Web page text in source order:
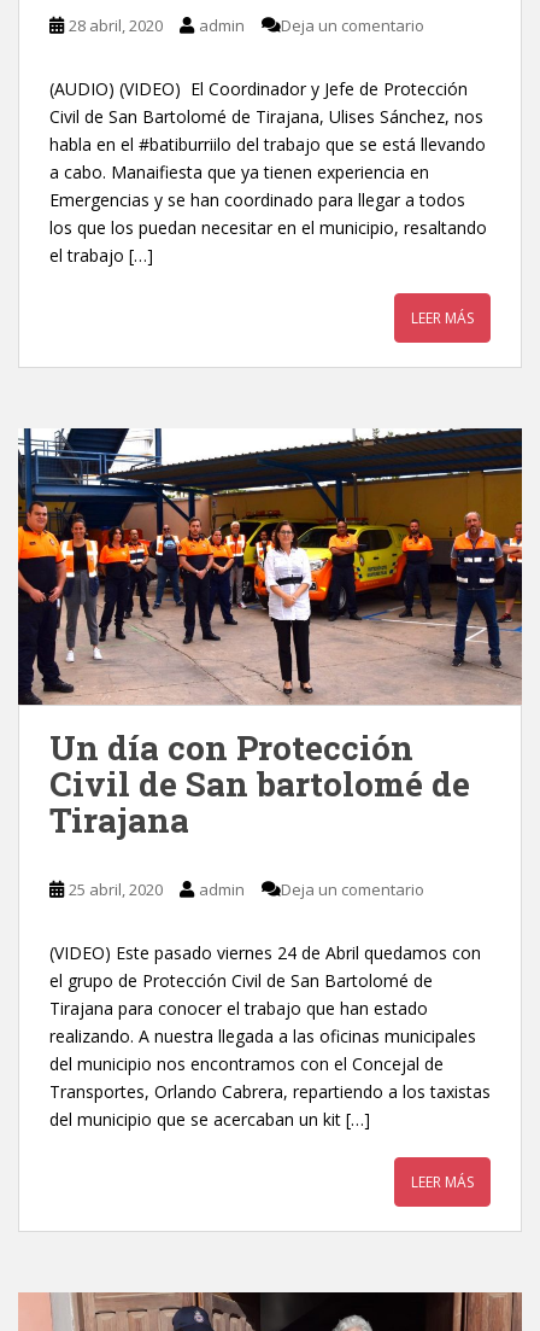
28 abril, 2020 admin Deja un comentario
(AUDIO) (VIDEO) El Coordinador y Jefe de Protección
Civil de San Bartolomé de Tirajana, Ulises Sánchez, nos
habla en el #batiburriilo del trabajo que se está llevando
a cabo. Manaifiesta que ya tienen experiencia en
Emergencias y se han coordinado para llegar a todos
los que los puedan necesitar en el municipio, resaltando
el trabajo […]
LEER MÁS
Un día con Protección
Civil de San bartolomé de
Tirajana
25 abril, 2020 admin Deja un comentario
(VIDEO) Este pasado viernes 24 de Abril quedamos con
el grupo de Protección Civil de San Bartolomé de
Tirajana para conocer el trabajo que han estado
realizando. A nuestra llegada a las oficinas municipales
del municipio nos encontramos con el Concejal de
Transportes, Orlando Cabrera, repartiendo a los taxistas
del municipio que se acercaban un kit […]
LEER MÁS